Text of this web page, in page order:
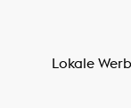
Lokale